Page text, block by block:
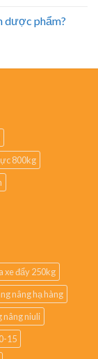
dược phẩm?
800kg
xe đẩy 250kg
nâng hạ hàng
nâng niuli
15